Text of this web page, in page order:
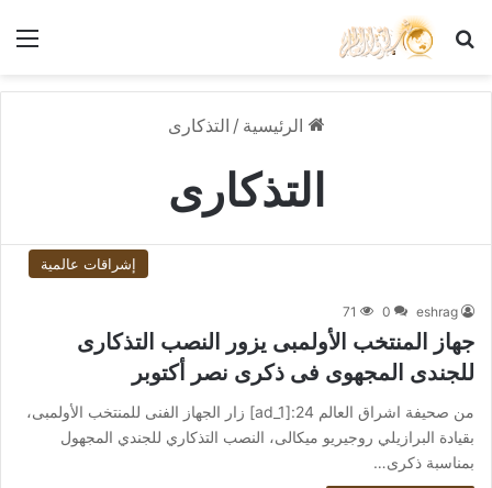
بحث عن
الرئيسية / التذكارى
التذكارى
إشراقات عالمية
eshrag
0
71
جهاز المنتخب الأولمبى يزور النصب التذكارى
للجندى المجهوى فى ذكرى نصر أكتوبر
من صحيفة اشراق العالم 24:[ad_1] زار الجهاز الفنى للمنتخب الأولمبى،
بقيادة البرازيلي روجيريو ميكالى، النصب التذكاري للجندي المجهول
بمناسبة ذكرى…